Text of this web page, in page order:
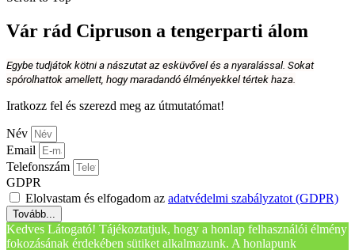
Vár rád Cipruson a tengerparti álom
Egybe tudjátok kötni a nászutat az esküvővel és a nyaralással. Sokat
spórolhattok amellett, hogy maradandó élményekkel tértek haza.
Iratkozz fel és szerezd meg az útmutatómat!
Név
Email
Telefonszám
GDPR
Elolvastam és elfogadom az adatvédelmi szabályzatot (GDPR)
Tovább...
Kedves Látogató! Tájékoztatjuk, hogy a honlap felhasználói élmény
fokozásának érdekében sütiket alkalmazunk. A honlapunk